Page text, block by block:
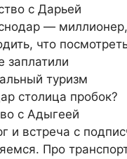
с Дарьей
—
что
заплатили
туризм
столица пробок?
с Адыгеей
и встреча с
Про